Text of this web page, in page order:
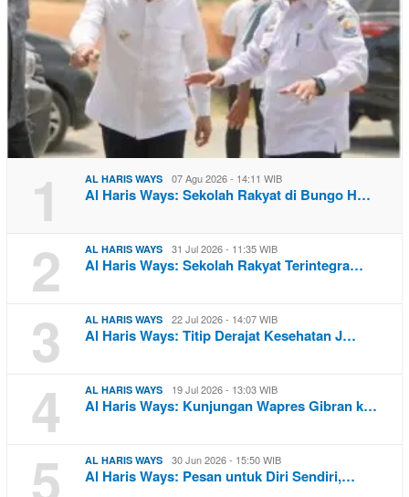
1 AL HARIS WAYS 07 Agu 2026 - 14:11 WIB
Al Haris Ways: Sekolah Rakyat di Bungo H…
2 AL HARIS WAYS 31 Jul 2026 - 11:35 WIB
Al Haris Ways: Sekolah Rakyat Terintegra…
3 AL HARIS WAYS 22 Jul 2026 - 14:07 WIB
Al Haris Ways: Titip Derajat Kesehatan J…
4 AL HARIS WAYS 19 Jul 2026 - 13:03 WIB
Al Haris Ways: Kunjungan Wapres Gibran k…
5 AL HARIS WAYS 30 Jun 2026 - 15:50 WIB
Al Haris Ways: Pesan untuk Diri Sendiri,…